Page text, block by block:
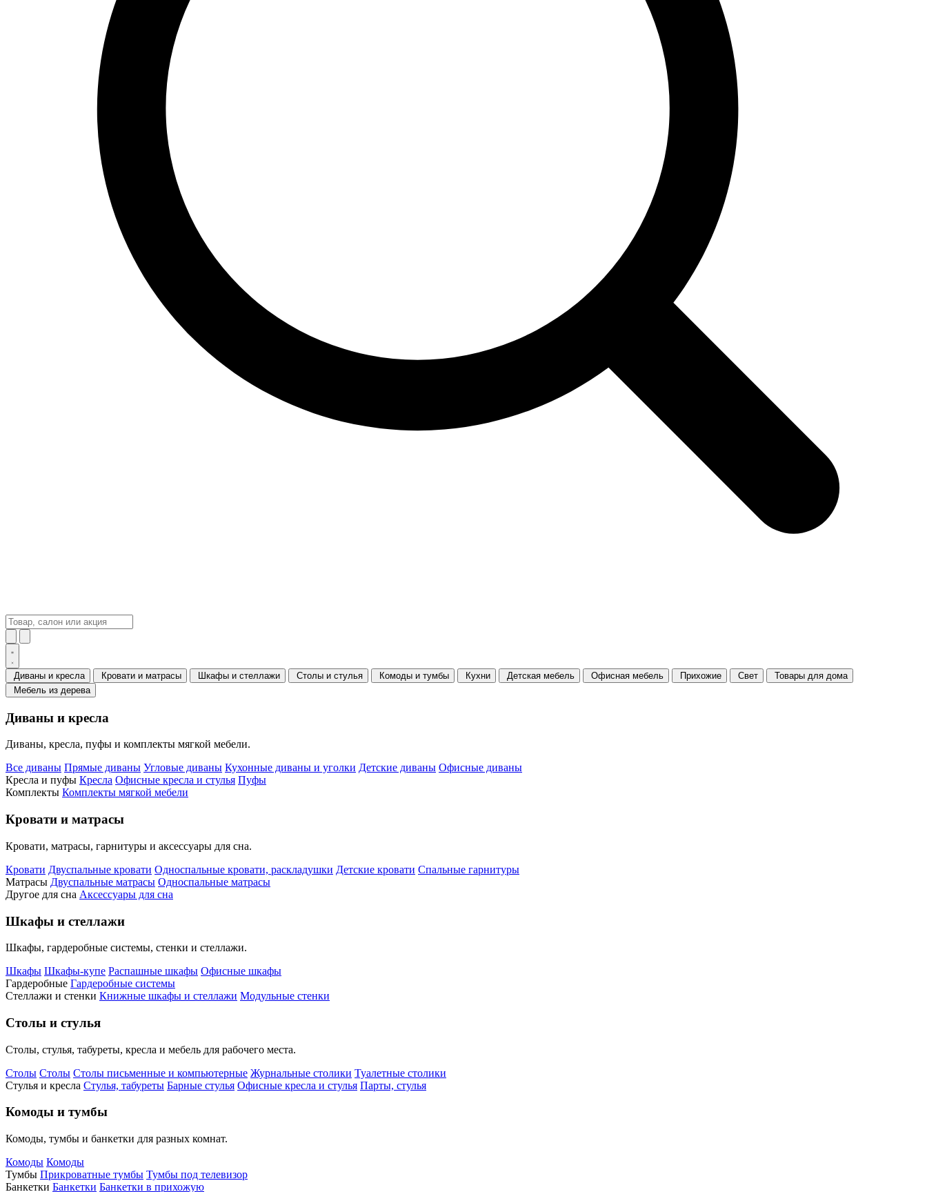
Диваны и кресла Кровати и матрасы Шкафы и стеллажи Столы и стулья Комоды и тумбы Кухни Детская мебель Офисная мебель Прихожие Свет
Товары для дома
Мебель из дерева
Диваны и кресла
Диваны, кресла, пуфы и комплекты мягкой мебели.
Все диваны Прямые диваны Угловые диваны Кухонные диваны и уголки Детские диваны Офисные диваны
Кресла и пуфы Кресла Офисные кресла и стулья Пуфы
Комплекты Комплекты мягкой мебели
Кровати и матрасы
Кровати, матрасы, гарнитуры и аксессуары для сна.
Кровати Двуспальные кровати Односпальные кровати, раскладушки Детские кровати Спальные гарнитуры
Матрасы Двуспальные матрасы Односпальные матрасы
Другое для сна Аксессуары для сна
Шкафы и стеллажи
Шкафы, гардеробные системы, стенки и стеллажи.
Шкафы Шкафы-купе Распашные шкафы Офисные шкафы
Гардеробные Гардеробные системы
Стеллажи и стенки Книжные шкафы и стеллажи Модульные стенки
Столы и стулья
Столы, стулья, табуреты, кресла и мебель для рабочего места.
Столы Столы Столы письменные и компьютерные Журнальные столики Туалетные столики
Стулья и кресла Стулья, табуреты Барные стулья Офисные кресла и стулья Парты, стулья
Комоды и тумбы
Комоды, тумбы и банкетки для разных комнат.
Комоды Комоды
Тумбы Прикроватные тумбы Тумбы под телевизор
Банкетки Банкетки Банкетки в прихожую